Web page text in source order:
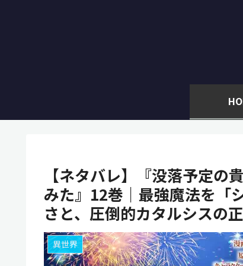
【ネタバレ】『没落予定の
みた』12巻｜最強魔法を「
さと、圧倒的カタルシスの
異世界